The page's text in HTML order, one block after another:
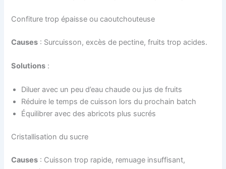
Confiture trop épaisse ou caoutchouteuse
Causes : Surcuisson, excès de pectine, fruits trop acides.
Solutions :
Diluer avec un peu d’eau chaude ou jus de fruits
Réduire le temps de cuisson lors du prochain batch
Équilibrer avec des abricots plus sucrés
Cristallisation du sucre
Causes : Cuisson trop rapide, remuage insuffisant,